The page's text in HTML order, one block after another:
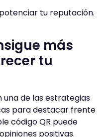
tu reputación.
más
tu
una de las estrategias
para destacar frente
código QR puede
positivas.